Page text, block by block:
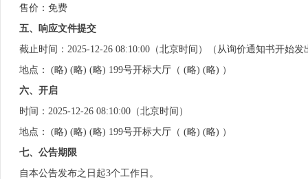
售价：免费
五、响应文件提交
截止时间：2025-12-26 08:10:00（北京时间）（从询价通知书开始
地点： (略) (略) (略) 199号开标大厅（ (略) (略) ）
六、开启
时间：2025-12-26 08:10:00（北京时间）
地点： (略) (略) (略) 199号开标大厅（ (略) (略) ）
七、公告期限
自本公告发布之日起3个工作日。